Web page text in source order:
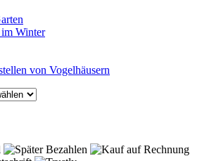
Winter
von Vogelhäusern